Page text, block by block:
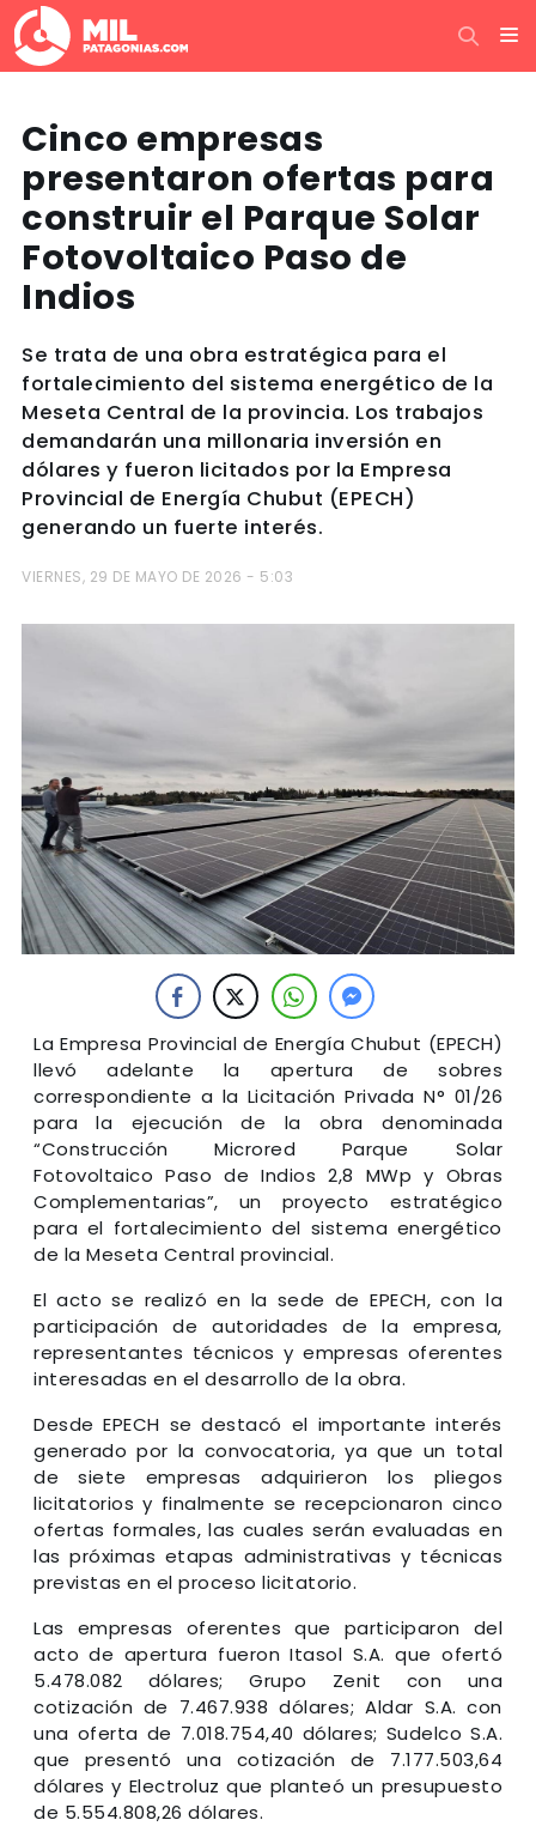
Cinco empresas
presentaron ofertas para
construir el Parque Solar
Fotovoltaico Paso de
Indios
Se trata de una obra estratégica para el
fortalecimiento del sistema energético de la
Meseta Central de la provincia. Los trabajos
demandarán una millonaria inversión en
dólares y fueron licitados por la Empresa
Provincial de Energía Chubut (EPECH)
generando un fuerte interés.
VIERNES, 29 DE MAYO DE 2026 - 5:03
La Empresa Provincial de Energía Chubut (EPECH)
llevó adelante la apertura de sobres
correspondiente a la Licitación Privada N° 01/26
para la ejecución de la obra denominada
“Construcción Microred Parque Solar
Fotovoltaico Paso de Indios 2,8 MWp y Obras
Complementarias”, un proyecto estratégico
para el fortalecimiento del sistema energético
de la Meseta Central provincial.
El acto se realizó en la sede de EPECH, con la
participación de autoridades de la empresa,
representantes técnicos y empresas oferentes
interesadas en el desarrollo de la obra.
Desde EPECH se destacó el importante interés
generado por la convocatoria, ya que un total
de siete empresas adquirieron los pliegos
licitatorios y finalmente se recepcionaron cinco
ofertas formales, las cuales serán evaluadas en
las próximas etapas administrativas y técnicas
previstas en el proceso licitatorio.
Las empresas oferentes que participaron del
acto de apertura fueron Itasol S.A. que ofertó
5.478.082 dólares; Grupo Zenit con una
cotización de 7.467.938 dólares; Aldar S.A. con
una oferta de 7.018.754,40 dólares; Sudelco S.A.
que presentó una cotización de 7.177.503,64
dólares y Electroluz que planteó un presupuesto
de 5.554.808,26 dólares.